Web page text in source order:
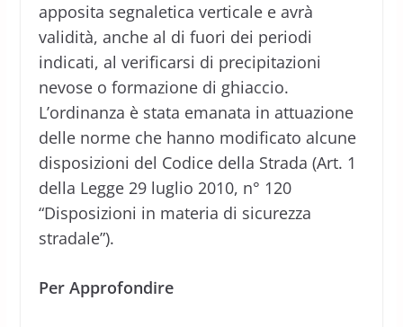
apposita segnaletica verticale e avrà
validità, anche al di fuori dei periodi
indicati, al verificarsi di precipitazioni
nevose o formazione di ghiaccio.
L’ordinanza è stata emanata in attuazione
delle norme che hanno modificato alcune
disposizioni del Codice della Strada (Art. 1
della Legge 29 luglio 2010, n° 120
“Disposizioni in materia di sicurezza
stradale”).
Per Approfondire